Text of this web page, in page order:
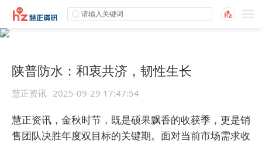
陕普防水：和衷共济，韧性生长
慧正资讯 2025-09-29 17:47:54
慧正资讯，金秋时节，既是硕果飘香的收获季，更是销
售团队决胜年度双目标的关键期。面对当前市场需求收